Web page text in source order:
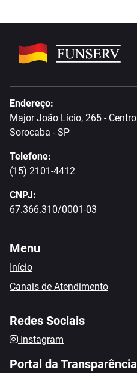
Endereço:
Major João Lício, 265 - Centro
Sorocaba - SP
Telefone:
(15) 2101-4412
CNPJ:
67.366.310/0001-03
Menu
Início
Canais de Atendimento
Redes Sociais
Instagram
Portal da Transparência